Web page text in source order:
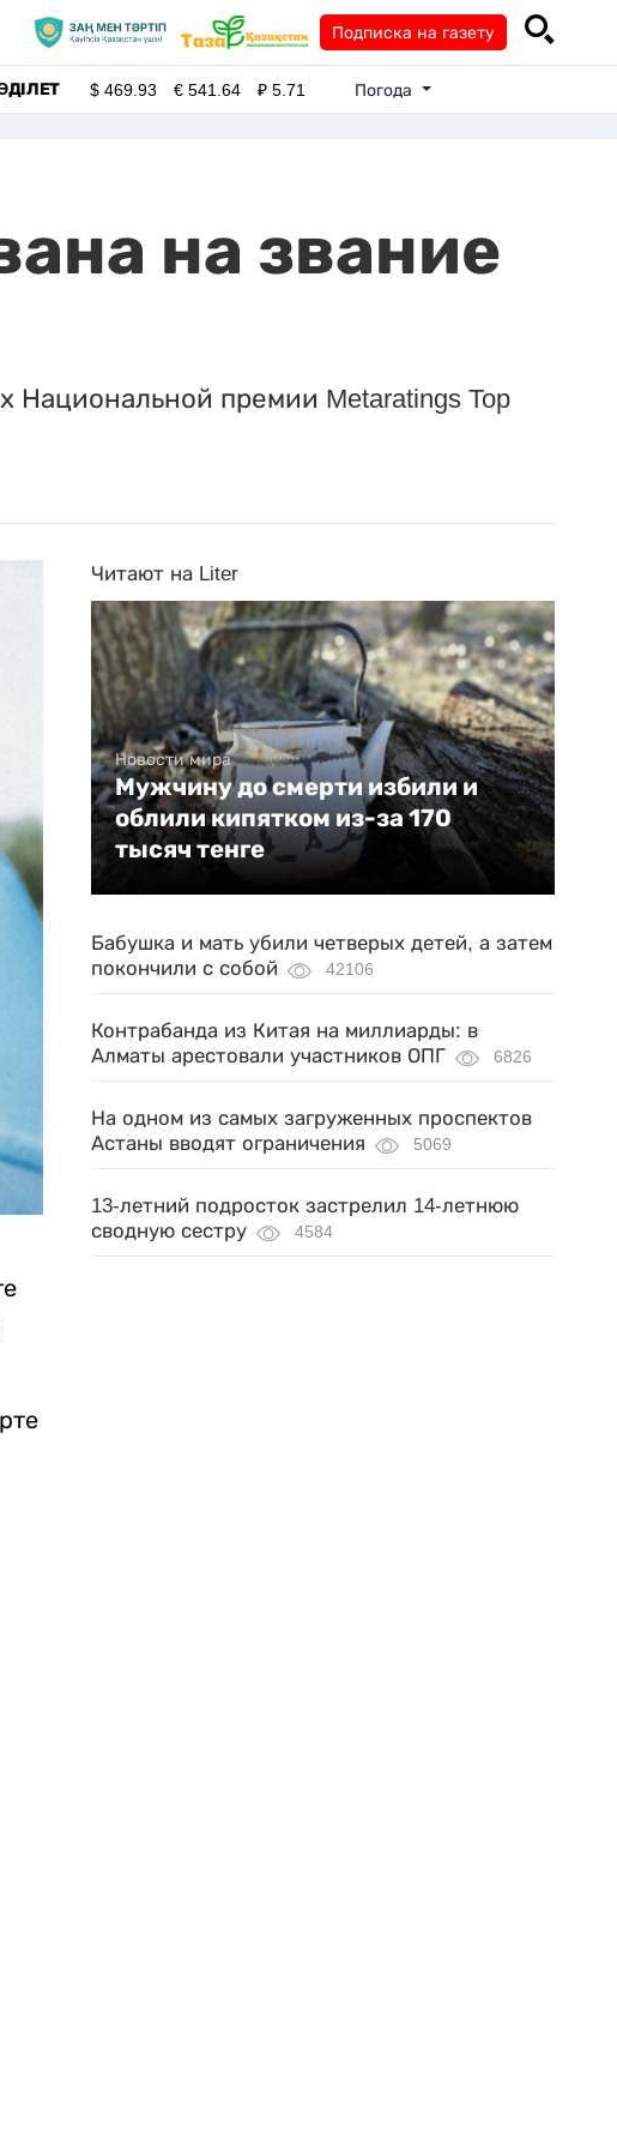
Подписка на газету
$469.93 €541.64 ₽5.71 Погода
на звание
Национальной премии Metaratings Top
Читают на Liter
Новости мира
Мужчину до смерти избили и
облили кипятком из-за 170
тысяч тенге
Бабушка и мать убили четверых детей, а затем
покончили с собой
42106
Контрабанда из Китая на миллиарды: в
Алматы арестовали участников ОПГ
6826
На одном из самых загруженных проспектов
Астаны вводят ограничения
5069
13-летний подросток застрелил 14-летнюю
сводную сестру
4584